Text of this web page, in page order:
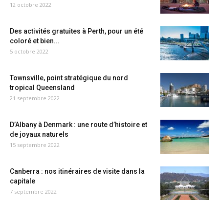
12 octobre 2022
Des activités gratuites à Perth, pour un été
coloré et bien...
5 octobre 2022
Townsville, point stratégique du nord
tropical Queensland
21 septembre 2022
D’Albany à Denmark : une route d’histoire et
de joyaux naturels
15 septembre 2022
Canberra : nos itinéraires de visite dans la
capitale
7 septembre 2022